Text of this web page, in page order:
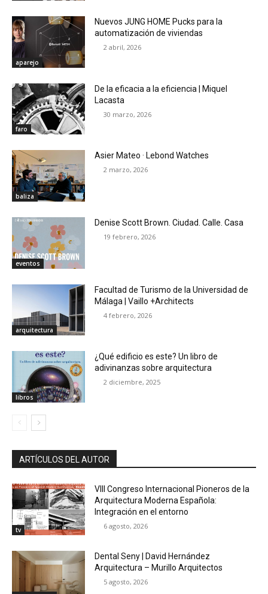
aparejo
Nuevos JUNG HOME Pucks para la
automatización de viviendas
2 abril, 2026
faro
De la eficacia a la eficiencia | Miquel
Lacasta
30 marzo, 2026
baliza
Asier Mateo · Lebond Watches
2 marzo, 2026
eventos
Denise Scott Brown. Ciudad. Calle. Casa
19 febrero, 2026
arquitectura
Facultad de Turismo de la Universidad de
Málaga | Vaillo +Architects
4 febrero, 2026
libros
¿Qué edificio es este? Un libro de
adivinanzas sobre arquitectura
2 diciembre, 2025
ARTÍCULOS DEL AUTOR
tv
VIII Congreso Internacional Pioneros de la
Arquitectura Moderna Española:
Integración en el entorno
6 agosto, 2026
Dental Seny | David Hernández
Arquitectura – Murillo Arquitectos
5 agosto, 2026